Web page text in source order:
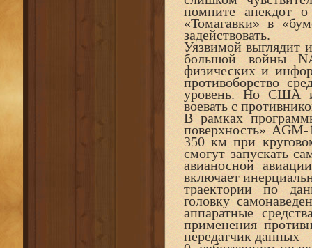
помните анекдот о
«Томагавки» в
задействовать.
Уязвимой выглядит
большой войны
физических и
противоборство
уровень. Но США и
воевать с
В рамках
поверхность»
350 км при
смогут запускать
авианосной
включает
траектории по
головку
аппаратные
применения
передатчик данных